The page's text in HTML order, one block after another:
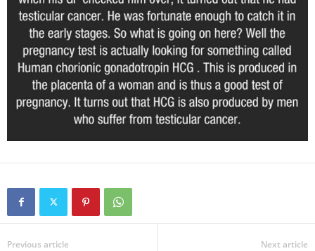
Previous article Next article